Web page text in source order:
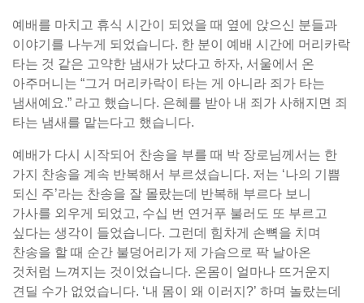
예배를 마치고 휴식 시간이 되었을 때 옆에 앉으신 분들과
이야기를 나누게 되었습니다. 한 분이 예배 시간에 머리카락
타는 것 같은 고약한 냄새가 났다고 하자, 서울에서 온
아주머니는 “그거 머리카락이 타는 게 아니라 죄가 타는
냄새예요.” 라고 했습니다. 은혜를 받아 내 죄가 사해지면 죄
타는 냄새를 맡는다고 했습니다.
예배가 다시 시작되어 찬송을 부를 때 박 장로님께서는 한
가지 찬송을 계속 반복해서 부르셨습니다. 저는 ‘나의 기쁨
되신 주’라는 찬송을 잘 몰랐는데 반복해 부르다 보니
가사를 외우게 되었고, 수십 번 연거푸 불러도 또 부르고
싶다는 생각이 들었습니다. 그런데 힘차게 손뼉을 치며
찬송을 할 때 순간 불덩어리가 제 가슴으로 팍 날아온
것처럼 느껴지는 것이었습니다. 온몸이 얼마나 뜨거운지
견딜 수가 없었습니다. ‘내 몸이 왜 이러지?’ 하며 놀랐는데